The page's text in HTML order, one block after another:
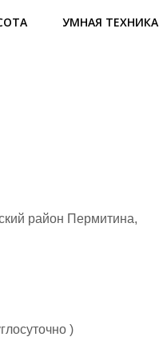
УМНАЯ ТЕХНИКА
район Пермитина,
)